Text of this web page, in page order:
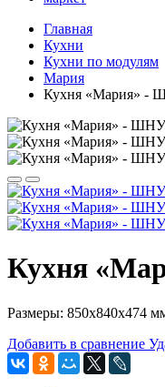
Главная
Кухни
Кухни по модулям
Мария
Кухня «Мария» -
Кухня
Размеры: 850х840х474
Добавить в сравнение